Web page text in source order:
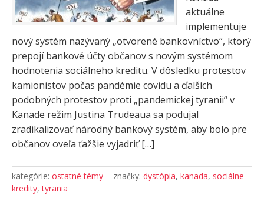
aktuálne
implementuje
nový systém nazývaný „otvorené bankovníctvo“, ktorý
prepojí bankové účty občanov s novým systémom
hodnotenia sociálneho kreditu. V dôsledku protestov
kamionistov počas pandémie covidu a ďalších
podobných protestov proti „pandemickej tyranii“ v
Kanade režim Justina Trudeaua sa podujal
zradikalizovať národný bankový systém, aby bolo pre
občanov oveľa ťažšie vyjadriť […]
kategórie: ostatné témy značky: dystópia, kanada, sociálne
kredity,tyrania